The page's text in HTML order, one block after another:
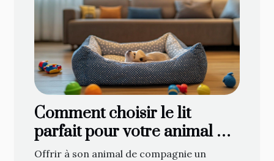
Comment choisir le lit
parfait pour votre animal de
compagnie
Offrir à son animal de compagnie un